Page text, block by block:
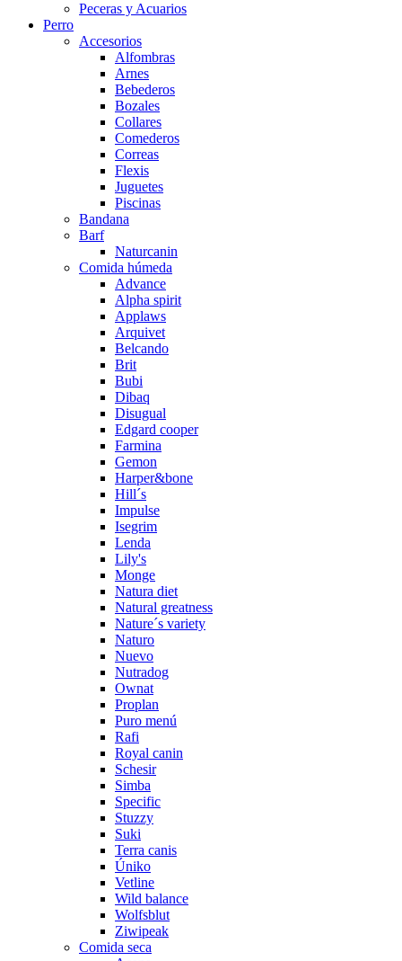
Peceras y Acuarios
Perro
Accesorios
Alfombras
Arnes
Bebederos
Bozales
Collares
Comederos
Correas
Flexis
Juguetes
Piscinas
Bandana
Barf
Naturcanin
Comida húmeda
Advance
Alpha spirit
Applaws
Arquivet
Belcando
Brit
Bubi
Dibaq
Disugual
Edgard cooper
Farmina
Gemon
Harper&bone
Hill´s
Impulse
Isegrim
Lenda
Lily's
Monge
Natura diet
Natural greatness
Nature´s variety
Naturo
Nuevo
Nutradog
Ownat
Proplan
Puro menú
Rafi
Royal canin
Schesir
Simba
Specific
Stuzzy
Suki
Terra canis
Úniko
Vetline
Wild balance
Wolfsblut
Ziwipeak
Comida seca